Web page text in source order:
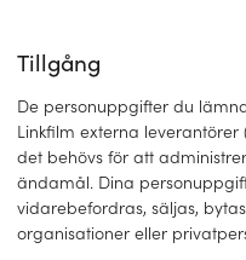
Tillgång
De personuppgifter du
Linkfilm externa
det behövs för att
ändamål. Dina
vidarebefordras, säljas,
organisationer eller